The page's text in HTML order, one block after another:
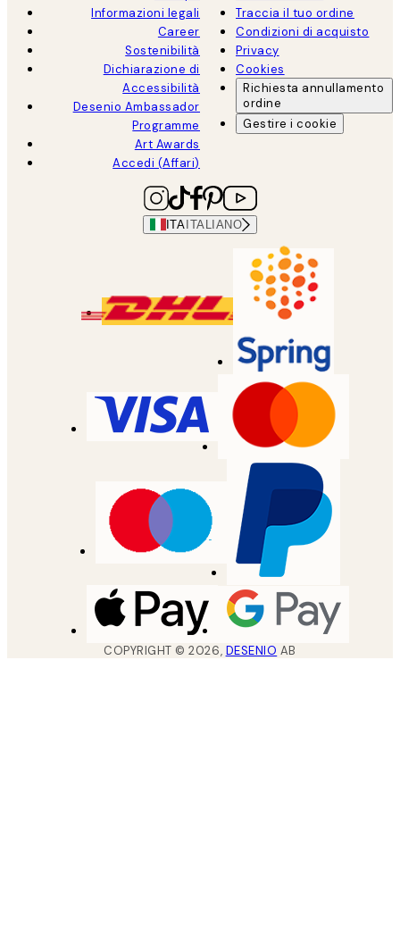
Informazioni legali
Career
Sostenibilità
Dichiarazione di
Accessibilità
Desenio Ambassador
Programme
Art Awards
Accedi (Affari)
Traccia il tuo ordine
Condizioni di acquisto
Privacy
Cookies
Richiesta annullamento
ordine
Gestire i cookie
ITA ITALIANO
COPYRIGHT ©2026, DESENIO AB